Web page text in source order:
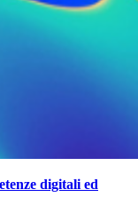
digitali ed